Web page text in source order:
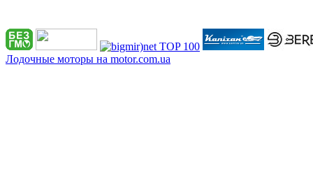
Лодочные моторы на motor.com.ua